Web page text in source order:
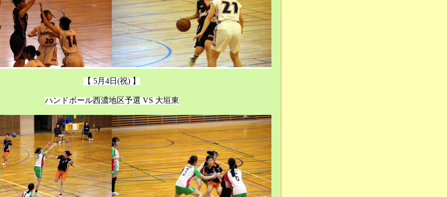
【 5月4日(祝) 】
ハンドボール西濃地区予選 VS 大垣東